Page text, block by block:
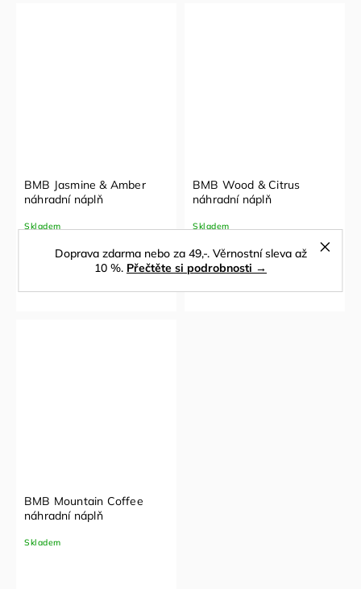
Doprava zdarma nebo za 49,-. Věrnostní sleva až
10 %. Přečtěte si podrobnosti →
BMB Jasmine & Amber
náhradní náplň
Skladem
BMB Wood & Citrus
náhradní náplň
Skladem
BMB Mountain Coffee
náhradní náplň
Skladem